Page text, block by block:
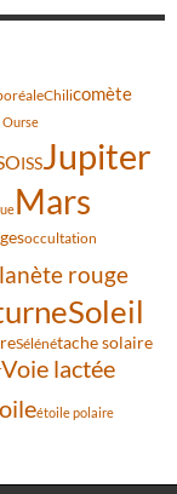
Chilicomète
Ourse
ISSJupiter
Mars
occultation
rouge
Soleil
Sélénétache solaire
Voie lactée
étoile polaire